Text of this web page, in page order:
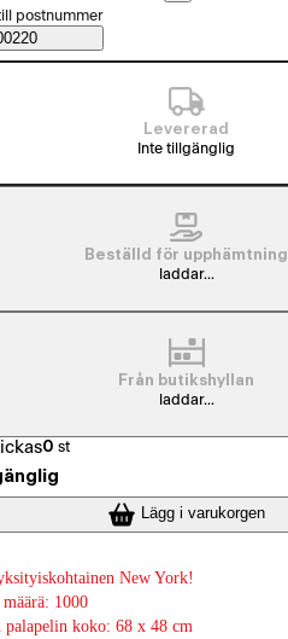
postnummer
Levererad
Inte tillgänglig
Beställd för upphämtning
laddar...
Från butikshyllan
laddar...
0 st
Lägg i varukorgen
New York!
1000
palapelin koko: 68 x 48 cm